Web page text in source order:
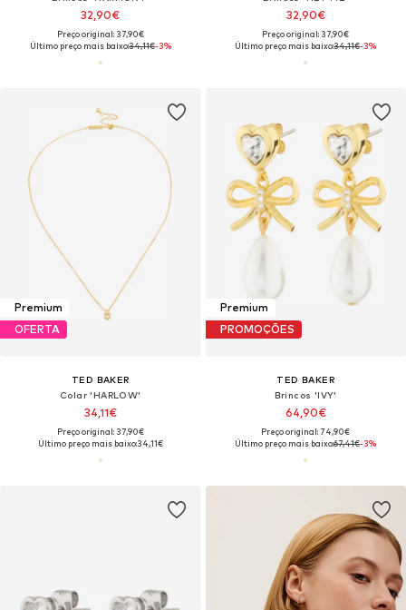
32,90€
Preço original: 37,90€
Último preço mais baixo:34,11€-3%
32,90€
Preço original: 37,90€
Último preço mais baixo:34,11€-3%
Premium
OFERTA
TED BAKER
Colar 'HARLOW'
34,11€
Preço original: 37,90€
Último preço mais baixo:34,11€
Premium
PROMOÇÕES
TED BAKER
Brincos 'IVY'
64,90€
Preço original: 74,90€
Último preço mais baixo:67,41€-3%